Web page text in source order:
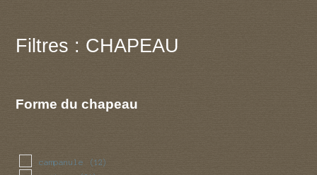
Filtres : CHAPEAU
Forme du chapeau
campanule (12)